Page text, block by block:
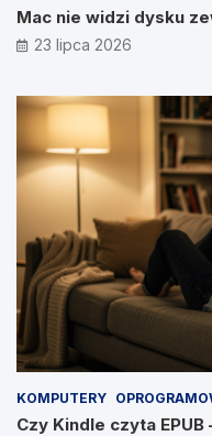
Mac nie widzi dysku
23 lipca 2026
KOMPUTERY
Czy Kindle czyta